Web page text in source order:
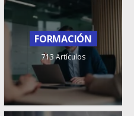
FORMACIÓN
713 Artículos